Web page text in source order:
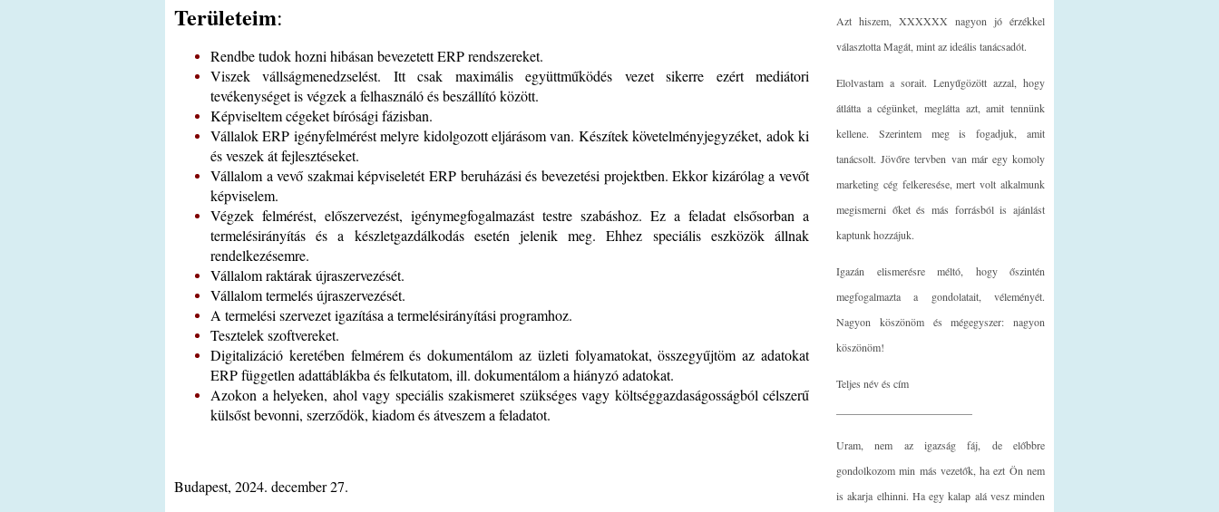
Területeim:
Rendbe tudok hozni hibásan bevezetett ERP rendszereket.
Viszek vállságmenedzselést. Itt csak maximális együttműködés vezet sikerre ezért mediátori
tevékenységet is végzek a felhasználó és beszállító között.
Képviseltem cégeket bírósági fázisban.
Vállalok ERP igényfelmérést melyre kidolgozott eljárásom van. Készítek követelményjegyzéket, adok ki
és veszek át fejlesztéseket.
Vállalom a vevő szakmai képviseletét ERP beruházási és bevezetési projektben. Ekkor kizárólag a vevőt
képviselem.
Végzek felmérést, előszervezést, igénymegfogalmazást testre szabáshoz. Ez a feladat elsősorban a
termelésirányítás és a készletgazdálkodás esetén jelenik meg. Ehhez speciális eszközök állnak
rendelkezésemre.
Vállalom raktárak újraszervezését.
Vállalom termelés újraszervezését.
A termelési szervezet igazítása a termelésirányítási programhoz.
Tesztelek szoftvereket.
Digitalizáció keretében felmérem és dokumentálom az üzleti folyamatokat, összegyűjtöm az adatokat
ERP független adattáblákba és felkutatom, ill. dokumentálom a hiányzó adatokat.
Azokon a helyeken, ahol vagy speciális szakismeret szükséges vagy költséggazdaságosságból célszerű
külsőst bevonni, szerződök, kiadom és átveszem a feladatot.
Budapest, 2024. december 27.
Azt hiszem, XXXXXX nagyon jó érzékkel
választotta Magát, mint az ideális tanácsadót.
Elolvastam a sorait. Lenyűgözött azzal, hogy
átlátta a cégünket, meglátta azt, amit tennünk
kellene. Szerintem meg is fogadjuk, amit
tanácsolt. Jövőre tervben van már egy komoly
marketing cég felkeresése, mert volt alkalmunk
megismerni őket és más forrásból is ajánlást
kaptunk hozzájuk.
Igazán elismerésre méltó, hogy őszintén
megfogalmazta a gondolatait, véleményét.
Nagyon köszönöm és mégegyszer: nagyon
köszönöm!
Teljes név és cím
Uram, nem az igazság fáj, de előbbre
gondolkozom min más vezetők, ha ezt Ön nem
is akarja elhinni. Ha egy kalap alá vesz minden